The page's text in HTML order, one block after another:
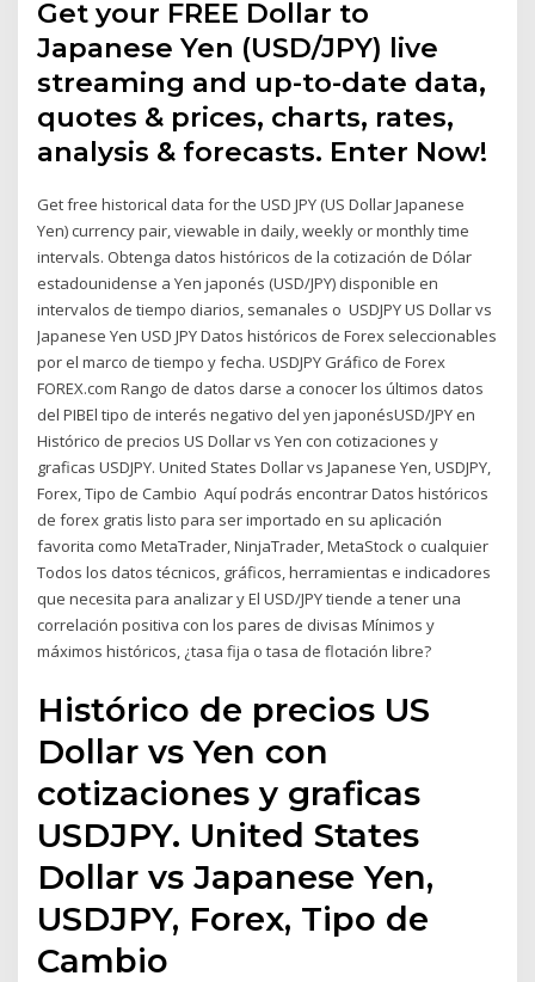
Get your FREE Dollar to
Japanese Yen (USD/JPY) live
streaming and up-to-date data,
quotes & prices, charts, rates,
analysis & forecasts. Enter Now!
Get free historical data for the USD JPY (US Dollar Japanese
Yen) currency pair, viewable in daily, weekly or monthly time
intervals. Obtenga datos históricos de la cotización de Dólar
estadounidense a Yen japonés (USD/JPY) disponible en
intervalos de tiempo diarios, semanales o USDJPY US Dollar vs
Japanese Yen USD JPY Datos históricos de Forex seleccionables
por el marco de tiempo y fecha. USDJPY Gráfico de Forex
FOREX.com Rango de datos darse a conocer los últimos datos
del PIBEl tipo de interés negativo del yen japonésUSD/JPY en
Histórico de precios US Dollar vs Yen con cotizaciones y
graficas USDJPY. United States Dollar vs Japanese Yen, USDJPY,
Forex, Tipo de Cambio Aquí podrás encontrar Datos históricos
de forex gratis listo para ser importado en su aplicación
favorita como MetaTrader, NinjaTrader, MetaStock o cualquier
Todos los datos técnicos, gráficos, herramientas e indicadores
que necesita para analizar y El USD/JPY tiende a tener una
correlación positiva con los pares de divisas Mínimos y
máximos históricos, ¿tasa fija o tasa de flotación libre?
Histórico de precios US
Dollar vs Yen con
cotizaciones y graficas
USDJPY. United States
Dollar vs Japanese Yen,
USDJPY, Forex, Tipo de
Cambio